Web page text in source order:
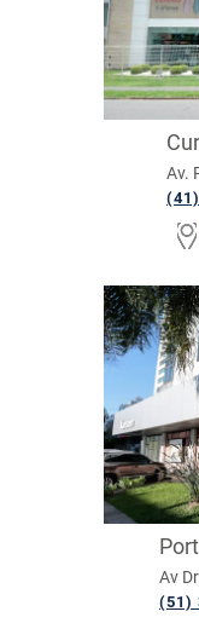
Av.
Av
(51)